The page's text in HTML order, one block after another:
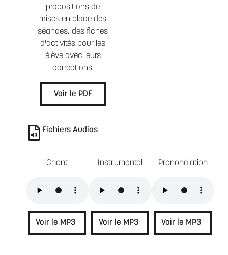
propositions de
mises en place des
séances, des fiches
d'activités pour les
élève avec leurs
corrections.
Voir le PDF
Fichiers Audios
Chant
Voir le MP3
Instrumental
Voir le MP3
Prononciation
Voir le MP3